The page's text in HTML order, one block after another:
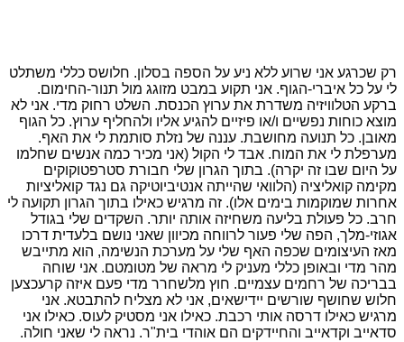
רק שכרגע אני שרוע ללא ניע על הספה בסלון. חלושס כללי משתלט
לי על כל איברי-הגוף. אני תקוע במבט מזוגג מול תנור-החימום.
ברקע הטלוויזיה משדרת את ערוץ הכנסת. השלט רחוק מדי. אני לא
מוצא כוחות נפשיים ו/או פיזיים להגיע אליו ולהחליף ערוץ. כל הגוף
מאובן. כל תנועה מחושבת. עננה של נזלת סותמת לי את האף.
מערפלת לי את המוח. אבד לי הקול (אני מכיר כמה אנשים שחלמו
על היום שבו זה יקרה). בתוך הגרון שלי חבורת סטרפטוקוקים
מקימה קואליציה (הלוואי שהייתה אנטיביוטיקה גם נגד קואליציות
אחרות שמוקמות בימים אלו). זה מרגיש כאילו בתוך הגרון תקועה לי
חרב. כל פעולת בליעה משחיזה אותה יותר. השקדים שלי בגודל
אגוזי-מלך, הפה שלי פעור לרווחה מכיוון שאני נושם בלעדית דרכו
מאז העיצומים שכפה האף שלי על מערכת הנשימה, הוא מתייבש
מהר מדי ובאופן כללי מעניק לי מראה של מטומטם. אני שוחה
בבריכה של רחמים עצמיים. חוץ מלשחרר מדי פעם איזה קרעכצען
חלוש שחושף שורשים יידישאים, אני לא מצליח להתבטא. אני
מרגיש כאילו דרסה אותי רכבת. כאילו אני מסטיק לעוס. כאילו אני
סדאייב וקדאייב והחיידקים הם אוהדי בית"ר. נראה לי שאני חולה.